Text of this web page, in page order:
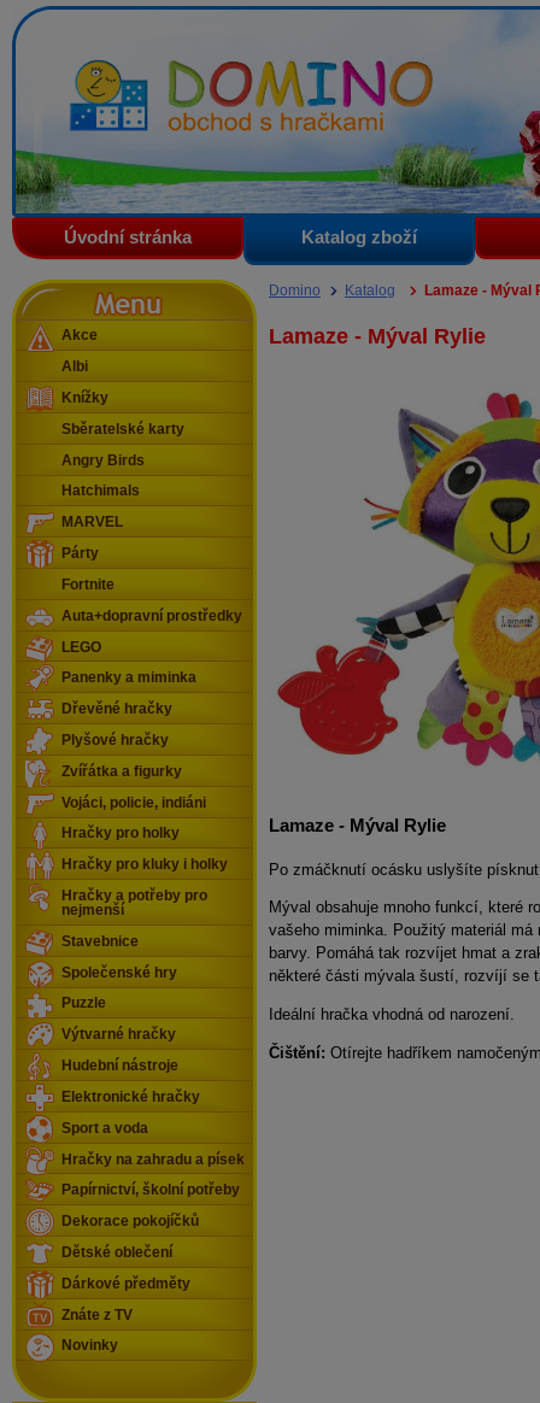
Domino - obchod s hračkami
Úvodní stránka Katalog zboží
Domino Katalog Lamaze - Mýval
Lamaze - Mýval Rylie
Lamaze - Mýval Rylie
Po zmáčknutí ocásku uslyšíte
Mýval obsahuje mnoho funkcí, které
vašeho miminka. Použitý materiál má
barvy. Pomáhá tak rozvíjet hmat a
některé části mývala šustí, rozvíjí se
Ideální hračka vhodná od narození.
Čištění: Otírejte hadříkem
Menu
Akce
Albi
Knížky
Sběratelské karty
Angry Birds
Hatchimals
MARVEL
Párty
Fortnite
Auta+dopravní prostředky
LEGO
Panenky a miminka
Dřevěné hračky
Plyšové hračky
Zvířátka a figurky
Vojáci, policie, indiáni
Hračky pro holky
Hračky pro kluky i holky
Hračky a potřeby pro
nejmenší
Stavebnice
Společenské hry
Puzzle
Výtvarné hračky
Hudební nástroje
Elektronické hračky
Sport a voda
Hračky na zahradu a písek
Papírnictví, školní potřeby
Dekorace pokojíčků
Dětské oblečení
Dárkové předměty
Znáte z TV
Novinky